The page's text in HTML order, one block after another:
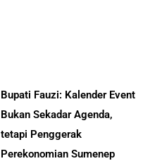
Bupati Fauzi: Kalender Event
Bukan Sekadar Agenda,
tetapi Penggerak
Perekonomian Sumenep